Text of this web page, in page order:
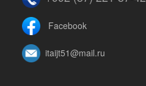
Facebook
itaijt51@mail.ru